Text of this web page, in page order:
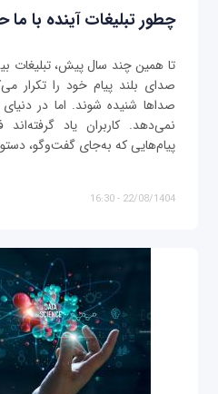
چطور تبلیغات آینده با
تا همین چند سال پیش، تبلیغات
صدای بلند پیام خود را تکرار
صداها شنیده شوند. اما در
نمی‌دهد. کاربران یاد گرفته‌اند
پیام‌هایی که به‌جای گفت‌وگو،
22/08/1404 - 16:30